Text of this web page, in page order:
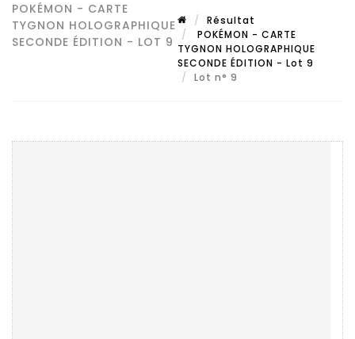
POKÉMON - CARTE
TYGNON HOLOGRAPHIQUE
SECONDE ÉDITION - LOT 9
Résultat
POKÉMON - CARTE
TYGNON HOLOGRAPHIQUE
SECONDE ÉDITION - Lot 9
Lot n° 9